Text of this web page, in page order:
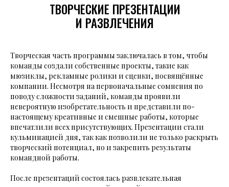
ТВОРЧЕСКИЕ ПРЕЗЕНТАЦИИ
И РАЗВЛЕЧЕНИЯ
Творческая часть программы заключалась в том, чтобы
команды создали собственные проекты, такие как
мюзиклы, рекламные ролики и сценки, посвящённые
компании. Несмотря на первоначальные сомнения по
поводу сложности заданий, команды проявили
невероятную изобретательность и представили по-
настоящему креативные и смешные работы, которые
впечатлили всех присутствующих. Презентации стали
кульминацией дня, так как позволили не только раскрыть
творческий потенциал, но и закрепить результаты
командной работы.
После презентаций состоялась развлекательная